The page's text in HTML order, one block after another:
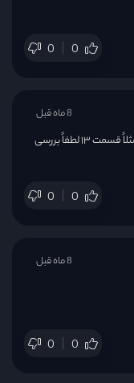
0 0
زیرنویس‌ها خیلی بد قرارگرفته است مثلاً قسمت ۱۳ لطفاً بررسی
0 0
8 ماه قبل
0 0
8 ماه قبل